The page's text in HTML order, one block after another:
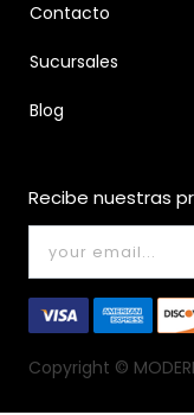
Contacto
Sucursales
Blog
Recibe nuestras
Copyright ©